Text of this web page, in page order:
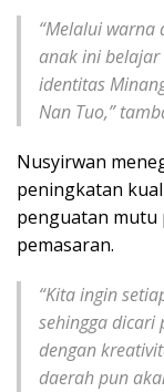
“Melalui warna
anak ini
identitas
Nan Tuo,”
Nusyirwan
peningkatan
penguatan mutu
pemasaran.
“Kita ingin
sehingga dicari
dengan
daerah pun